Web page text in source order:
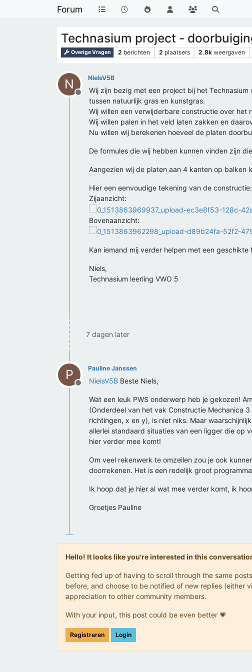
Forum
Technasium project -
Overige Vragen 2 berichten 2 plaatsers 2.8k weergaven
N
Offline
NielsV5B
Wij zijn bezig met een project bij het
tussen natuurlijk gras en kunstgras.
Wij willen een verwijderbare constructie over
Wij willen palen in het veld laten zakken en
Nu willen wij berekenen hoeveel de platen
De formules die wij hebben kunnen vinden zijn
Aangezien wij de platen aan 4 kanten op balken
Hier een eenvoudige tekening van de constructie:
Zijaanzicht:
Bovenaanzicht:
Kan iemand mij verder helpen met een
Niels,
Technasium leerling VWO 5
7 dagen later
P
Offline
Pauline Janssen
NielsV5B Beste Niels,
Wat een leuk PWS onderwerp heb je gekozen!
(Onderdeel van het vak Constructie Mechanica
richtingen, x en y), is niet niks. Maar
allerlei standaard situaties van een ligger die op
hier verder mee komt!
Om veel rekenwerk te omzeilen zou je ook
doorrekenen. Het is een redelijk groot
Ik hoop dat je hier al wat mee verder komt, ik
Groetjes Pauline
Hello! It looks like you're interested in this
Getting fed up of having to scroll through the same
before, and choose to be notified of new replies (either
appreciation to other community members.
With your input, this post could be even better 💗
Registreren Login